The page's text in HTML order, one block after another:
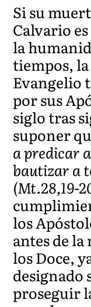
Si su
Calvario
la
tiempos,
Evangelio
por sus
siglo tras
suponer
a predicar
bautizar a
(Mt.28,19-
los
antes de
los Doce,
designado
proseguir